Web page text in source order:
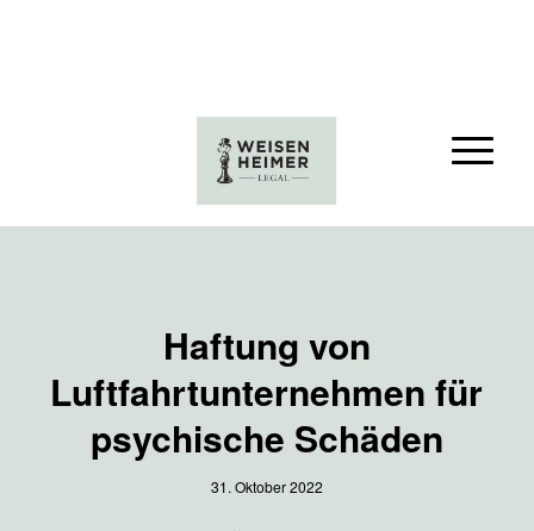
Haftung von
Luftfahrtunternehmen für
psychische Schäden
31. Oktober 2022